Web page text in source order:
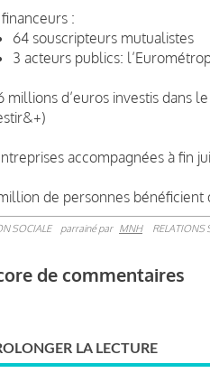
:
64 souscripteurs mutualistes
3 acteurs publics:
millions d’euros investis dans
accompagnées à fin
de personnes bénéficient
SOCIALE parrainé par MNH RELATIONS
de commentaires
LA LECTURE